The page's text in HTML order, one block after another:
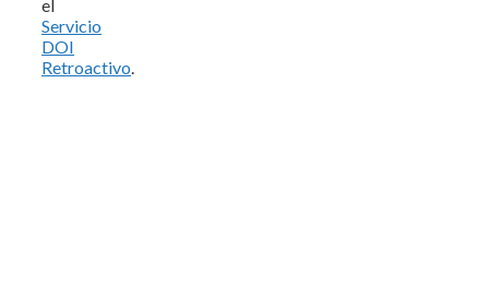
el
Servicio
DOI
Retroactivo.